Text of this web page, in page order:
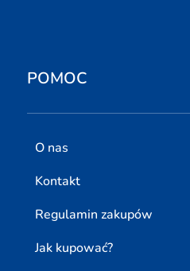
POMOC
O nas
Kontakt
Regulamin zakupów
Jak kupować?